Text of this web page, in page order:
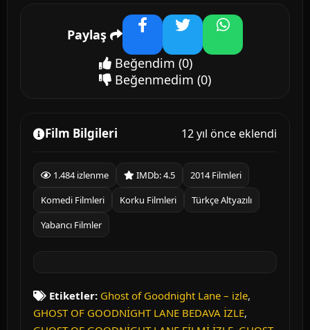
Paylaş FacebookTwitterWhatsApp
Beğendim (0)
Beğenmedim (0)
Film Bilgileri 12 yıl önce eklendi
1.484 izlenme IMDb: 4.5
2014 Filmleri
Komedi Filmleri
Korku Filmleri
Türkçe Altyazılı
Yabancı Filmler
Etiketler: Ghost of Goodnight Lane – izle,
GHOST OF GOODNİGHT LANE BEDAVA İZLE,